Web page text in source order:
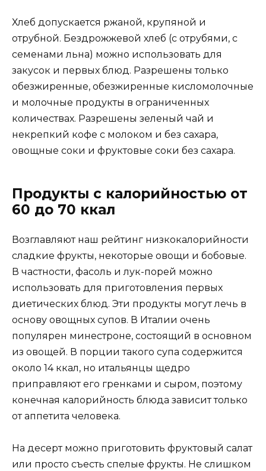
Хлеб допускается ржаной, крупяной и
отрубной. Бездрожжевой хлеб (с отрубями, с
семенами льна) можно использовать для
закусок и первых блюд. Разрешены только
обезжиренные, обезжиренные кисломолочные
и молочные продукты в ограниченных
количествах. Разрешены зеленый чай и
некрепкий кофе с молоком и без сахара,
овощные соки и фруктовые соки без сахара.
Продукты с калорийностью от
60 до 70 ккал
Возглавляют наш рейтинг низкокалорийности
сладкие фрукты, некоторые овощи и бобовые.
В частности, фасоль и лук-порей можно
использовать для приготовления первых
диетических блюд. Эти продукты могут лечь в
основу овощных супов. В Италии очень
популярен минестроне, состоящий в основном
из овощей. В порции такого супа содержится
около 14 ккал, но итальянцы щедро
приправляют его гренками и сыром, поэтому
конечная калорийность блюда зависит только
от аппетита человека.
На десерт можно приготовить фруктовый салат
или просто съесть спелые фрукты. Не слишком